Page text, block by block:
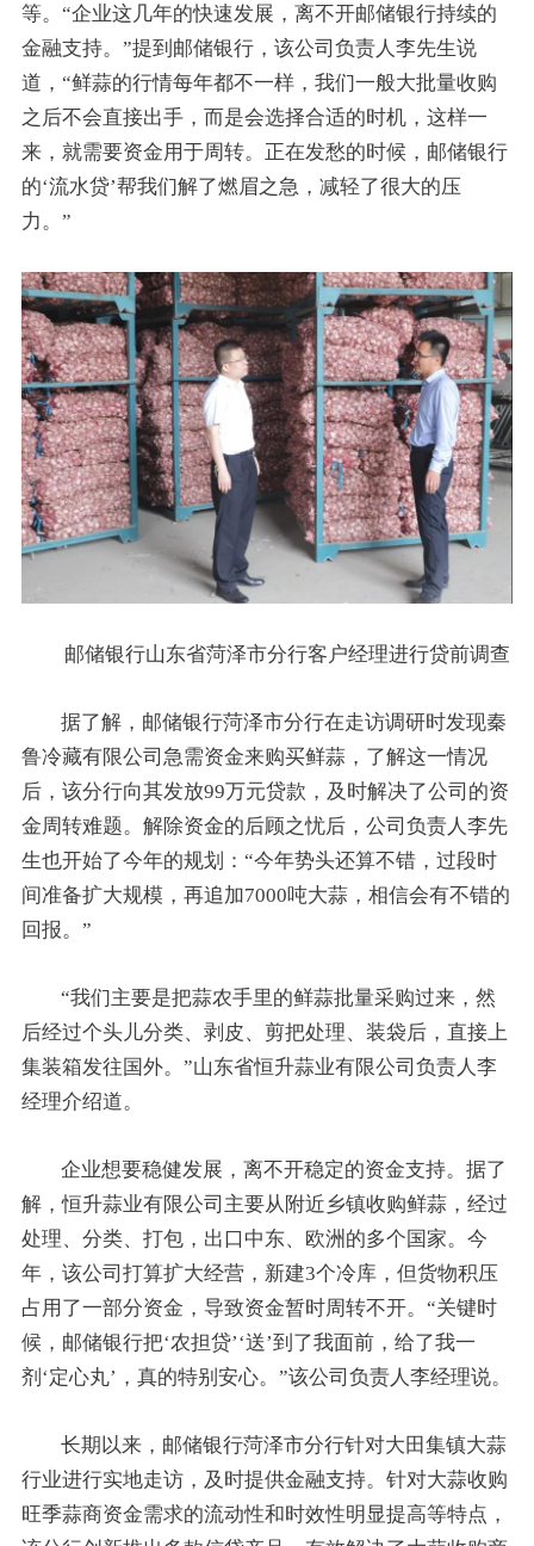
等。“企业这几年的快速发展，离不开邮储银行持续的
金融支持。”提到邮储银行，该公司负责人李先生说
道，“鲜蒜的行情每年都不一样，我们一般大批量收购
之后不会直接出手，而是会选择合适的时机，这样一
来，就需要资金用于周转。正在发愁的时候，邮储银行
的‘流水贷’帮我们解了燃眉之急，减轻了很大的压
力。”
邮储银行山东省菏泽市分行客户经理进行贷前调查
据了解，邮储银行菏泽市分行在走访调研时发现秦
鲁冷藏有限公司急需资金来购买鲜蒜，了解这一情况
后，该分行向其发放99万元贷款，及时解决了公司的资
金周转难题。解除资金的后顾之忧后，公司负责人李先
生也开始了今年的规划：“今年势头还算不错，过段时
间准备扩大规模，再追加7000吨大蒜，相信会有不错的
回报。”
“我们主要是把蒜农手里的鲜蒜批量采购过来，然
后经过个头儿分类、剥皮、剪把处理、装袋后，直接上
集装箱发往国外。”山东省恒升蒜业有限公司负责人李
经理介绍道。
企业想要稳健发展，离不开稳定的资金支持。据了
解，恒升蒜业有限公司主要从附近乡镇收购鲜蒜，经过
处理、分类、打包，出口中东、欧洲的多个国家。今
年，该公司打算扩大经营，新建3个冷库，但货物积压
占用了一部分资金，导致资金暂时周转不开。“关键时
候，邮储银行把‘农担贷’‘送’到了我面前，给了我一
剂‘定心丸’，真的特别安心。”该公司负责人李经理说。
长期以来，邮储银行菏泽市分行针对大田集镇大蒜
行业进行实地走访，及时提供金融支持。针对大蒜收购
旺季蒜商资金需求的流动性和时效性明显提高等特点，